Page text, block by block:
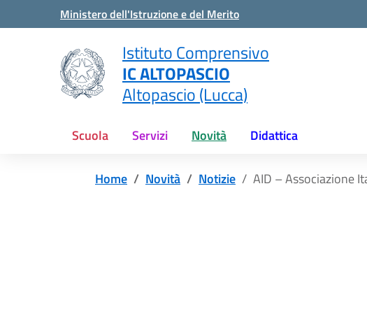
Vai ai contenuti
Vai al menu di navigazione
Ministero dell'Istruzione e del Merito
Istituto Comprensivo
IC ALTOPASCIO
Altopascio (Lucca)
Scuola Servizi Novità Didattica
Home Novità Notizie AID – Associazione